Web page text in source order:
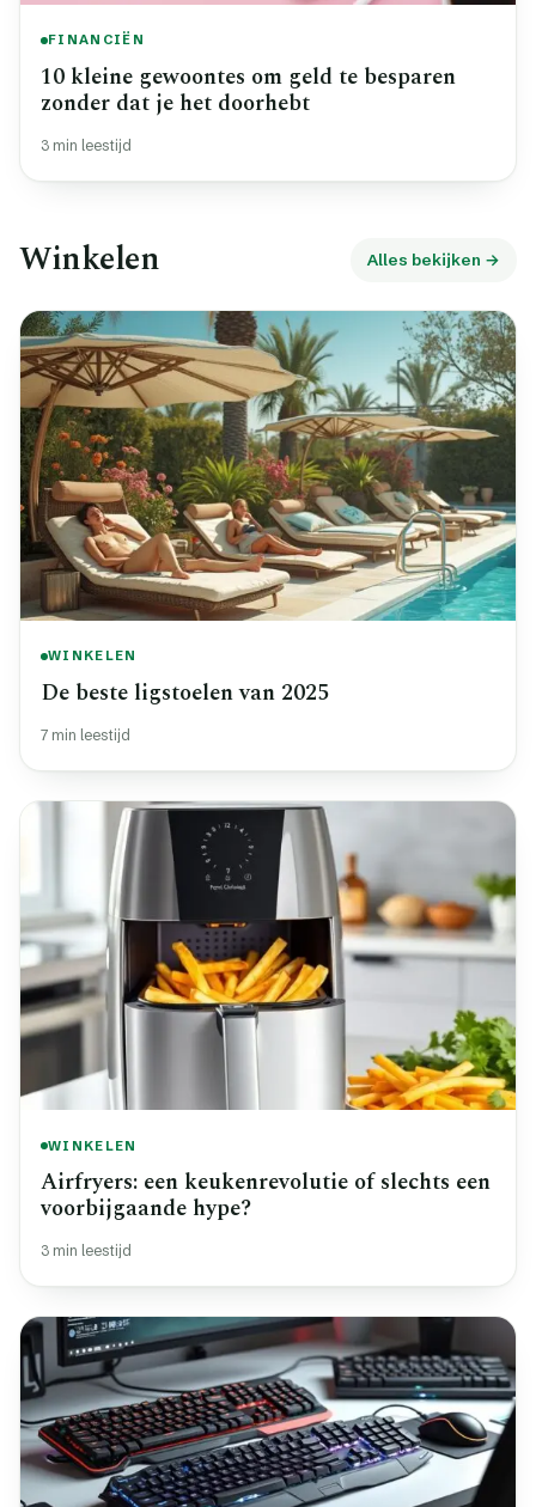
FINANCIËN
10 kleine gewoontes om geld te besparen
zonder dat je het doorhebt
3 min leestijd
Winkelen Alles bekijken →
WINKELEN
De beste ligstoelen van 2025
7 min leestijd
WINKELEN
Airfryers: een keukenrevolutie of slechts een
voorbijgaande hype?
3 min leestijd